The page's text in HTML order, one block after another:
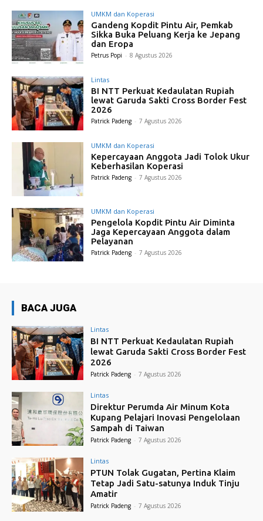
UMKM dan Koperasi
Gandeng Kopdit Pintu Air, Pemkab
Sikka Buka Peluang Kerja ke Jepang
dan Eropa
Petrus Popi - 8 Agustus 2026
Lintas
BI NTT Perkuat Kedaulatan Rupiah
lewat Garuda Sakti Cross Border Fest
2026
Patrick Padeng - 7 Agustus 2026
UMKM dan Koperasi
Kepercayaan Anggota Jadi Tolok Ukur
Keberhasilan Koperasi
Patrick Padeng - 7 Agustus 2026
UMKM dan Koperasi
Pengelola Kopdit Pintu Air Diminta
Jaga Kepercayaan Anggota dalam
Pelayanan
Patrick Padeng - 7 Agustus 2026
BACA JUGA
Lintas
BI NTT Perkuat Kedaulatan Rupiah
lewat Garuda Sakti Cross Border Fest
2026
Patrick Padeng - 7 Agustus 2026
Lintas
Direktur Perumda Air Minum Kota
Kupang Pelajari Inovasi Pengelolaan
Sampah di Taiwan
Patrick Padeng - 7 Agustus 2026
Lintas
PTUN Tolak Gugatan, Pertina Klaim
Tetap Jadi Satu-satunya Induk Tinju
Amatir
Patrick Padeng - 7 Agustus 2026